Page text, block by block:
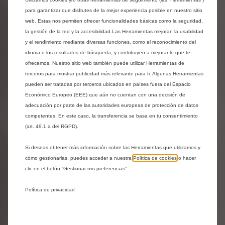
DELANTERAS Y TRASERAS
Entrega estimada:17/08
45,35€
is
45,35
€
-
+
Quantity
updated
to:
1
Añadir a la cesta
para garantizar que disfrutes de la mejor experiencia posible en nuestro sitio
web. Estas nos permiten ofrecer funcionalidades básicas como la seguridad,
la gestión de la red y la accesibilidad.Las Herramientas mejoran la usabilidad
y el rendimiento mediante diversas funciones, como el reconocimiento del
idioma o los resultados de búsqueda, y contribuyen a mejorar lo que te
ofrecemos. Nuestro sitio web también puede utilizar Herramientas de
terceros para mostrar publicidad más relevante para ti. Algunas Herramientas
pueden ser tratadas por terceros ubicados en países fuera del Espacio
Económico Europeo (EEE) que aún no cuentan con una decisión de
adecuación por parte de las autoridades europeas de protección de datos
competentes. En este caso, la transferencia se basa en tu consentimiento
(art. 49.1.a del RGPD).
Si deseas obtener más información sobre las Herramientas que utilizamos y
cómo gestionarlas, puedes acceder a nuestra Política de cookies o hacer
clic en el botón “Gestionar mis preferencias”.
Política de privacidad